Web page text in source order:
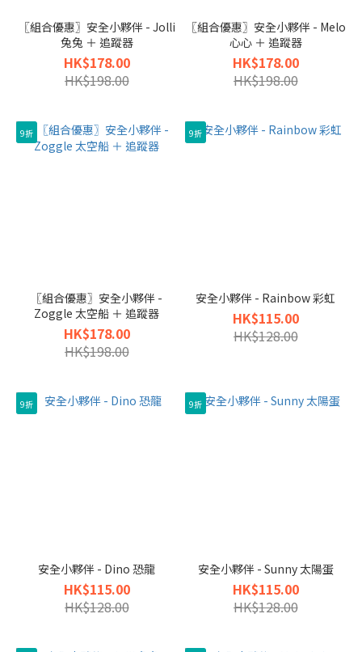
〖組合優惠〗安全小夥伴 - Jolli
兔兔 ＋ 追蹤器
HK$178.00
HK$198.00
〖組合優惠〗安全小夥伴 - Melo
心心 ＋ 追蹤器
HK$178.00
HK$198.00
9折
〖組合優惠〗安全小夥伴 -
Zoggle 太空船 ＋ 追蹤器
HK$178.00
HK$198.00
9折
安全小夥伴 - Rainbow 彩虹
HK$115.00
HK$128.00
9折
安全小夥伴 - Dino 恐龍
HK$115.00
HK$128.00
9折
安全小夥伴 - Sunny 太陽蛋
HK$115.00
HK$128.00